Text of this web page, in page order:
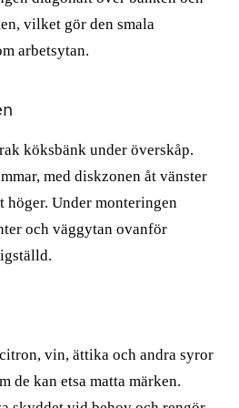
vilket gör den smala
arbetsytan.
köksbänk under överskåp.
med diskzonen åt vänster
höger. Under monteringen
och väggytan ovanför
vin, ättika och andra syror
de kan etsa matta märken.